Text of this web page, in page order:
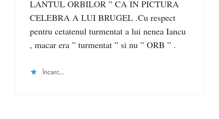
LANTUL ORBILOR ” CA IN PICTURA
CELEBRA A LUI BRUGEL .Cu respect
pentru cetatenul turmentat a lui nenea Iancu
, macar era ” turmentat ” si nu ” ORB ” .
Încarc...